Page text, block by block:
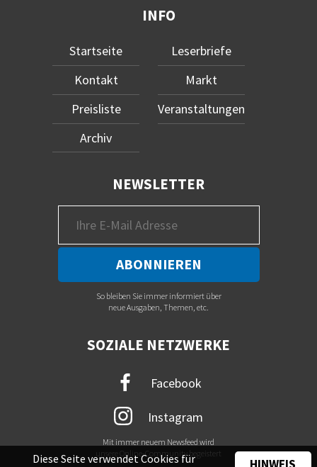
INFO
Startseite
Kontakt
Preisliste
Archiv
Leserbriefe
Markt
Veranstaltungen
NEWSLETTER
So bleiben Sie immer informiert über
neue Ausgaben, Themen, etc.
SOZIALE NETZWERKE
Facebook
Instagram
Mit immer neuem Newsfeed wird
unsere Online-Community begeistert
Diese Seite verwendet Cookies für